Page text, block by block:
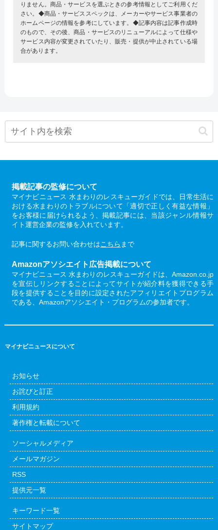
りません。商品・サービスを選ぶときの参考情報としてご利用くだ
さい。◆商品・サービススペックは、メーカーやサービス事業者の
ホームページの情報を参考にしています。◆記事内容は記事作成時
のもので、その後、商品・サービスのリニューアルによって仕様や
サービス内容が変更されていたり、販売・提供が中止されている場
合があります。
掲載記事の監修について
マイナビニュース 水まわりのレスキューガイドでは、日常生活に
おける水まわりのトラブルについて「適切で正しく有益な情報」
をお客様に届けられるよう、掲載記事には、当該ジャンル情報サ
イト運営企業の監修を入れています。
記事に関するお問い合わせはこちら まで
Amazonアソシエイト広告掲載について
マイナビニュース 水まわりのレスキューガイドは、Amazon.co.jp
を宣伝しリンクすることによってサイトが紹介料を獲得できる手
段を提供することを目的に設定されたアフィリエイトプログラム
である、Amazonアソシエイト・プログラムの参加者です。
マイナビニュースについて
お知らせ
お詫びと訂正
利用規約
著作権と転載について
ソーシャルメディア
メールマガジン
RSS
提供元一覧
キーワード一覧
サイトマップ